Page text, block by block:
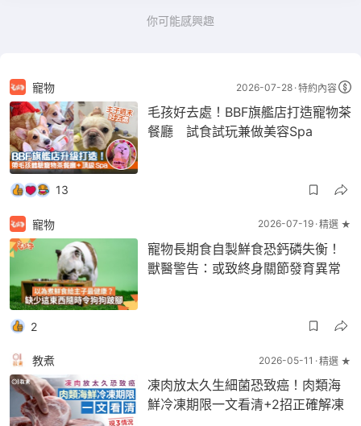
你可能感興趣
寵物 2026-07-28 特約內容
毛孩好去處！BBF旗艦店打造寵物茶
餐廳 試食試玩兼做美容Spa
13
寵物 2026-07-19 精選 ★
寵物長期食自製鮮食恐鈣磷失衡！
獸醫警告：或致終身關節發育異常
2
教煮 2026-05-11 精選 ★
凍肉放太久生細菌恐致癌！肉類海
鮮冷凍期限一文看清+2招正確解凍